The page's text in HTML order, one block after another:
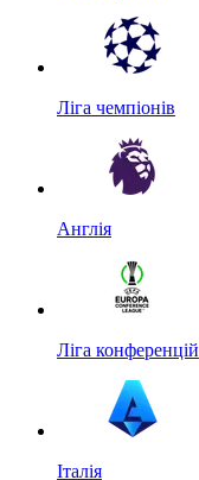
Ліга чемпіонів
Англія
Ліга конференцій
Італія